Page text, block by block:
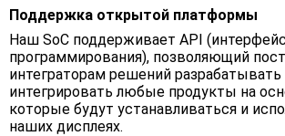
Поддержка открытой платформы
Наш SoC поддерживает API
программирования), позволяющий
интеграторам решений разрабатывать
интегрировать любые продукты на
которые будут устанавливаться и
наших дисплеях.